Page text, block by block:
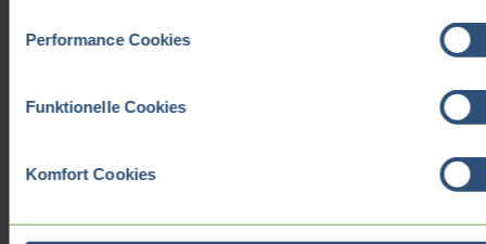
Performance Cookies
Funktionelle Cookies
Komfort Cookies